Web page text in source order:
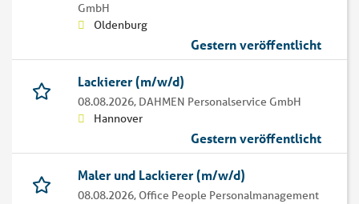
GmbH
Oldenburg
Gestern veröffentlicht
Lackierer (m/w/d)
08.08.2026, DAHMEN Personalservice GmbH
Hannover
Gestern veröffentlicht
Maler und Lackierer (m/w/d)
08.08.2026, Office People Personalmanagement